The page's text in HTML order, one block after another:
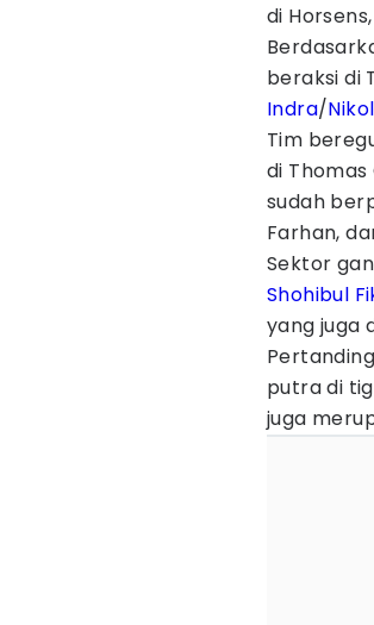
di
beraksi di
Indra/
Tim
di
sudah
Farhan,
Sektor
Shohibul
yang juga
putra di
juga